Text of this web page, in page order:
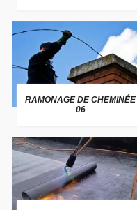
RAMONAGE DE CHEMINÉE
06